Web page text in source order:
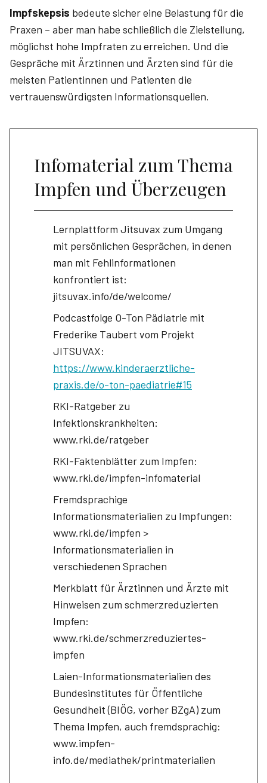
Impfskepsis bedeute sicher eine Belastung für die
Praxen – aber man habe schließlich die Zielstellung,
möglichst hohe Impfraten zu erreichen. Und die
Gespräche mit Ärztinnen und Ärzten sind für die
meisten Patientinnen und Patienten die
vertrauenswürdigsten Informationsquellen.
Infomaterial zum Thema
Impfen und Überzeugen
Lernplattform Jitsuvax zum Umgang
mit persönlichen Gesprächen, in denen
man mit Fehlinformationen
konfrontiert ist:
jitsuvax.info/de/welcome/
Podcastfolge O-Ton Pädiatrie mit
Frederike Taubert vom Projekt
JITSUVAX:
https://www.kinderaerztliche-
praxis.de/o-ton-paediatrie#15
RKI-Ratgeber zu
Infektionskrankheiten:
www.rki.de/ratgeber
RKI-Faktenblätter zum Impfen:
www.rki.de/impfen-infomaterial
Fremdsprachige
Informationsmaterialien zu Impfungen:
www.rki.de/impfen >
Informationsmaterialien in
verschiedenen Sprachen
Merkblatt für Ärztinnen und Ärzte mit
Hinweisen zum schmerzreduzierten
Impfen:
www.rki.de/schmerzreduziertes-
impfen
Laien-Informationsmaterialien des
Bundesinstitutes für Öffentliche
Gesundheit (BIÖG, vorher BZgA) zum
Thema Impfen, auch fremdsprachig:
www.impfen-
info.de/mediathek/printmaterialien